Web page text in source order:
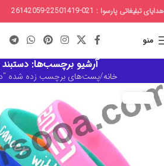
هدایای تبلیغاتی پارسوا : 021-22501419-26142059
منو
آرشیو برچسب‌ها: دستبند
خانه پست‌های برچسب زده شده